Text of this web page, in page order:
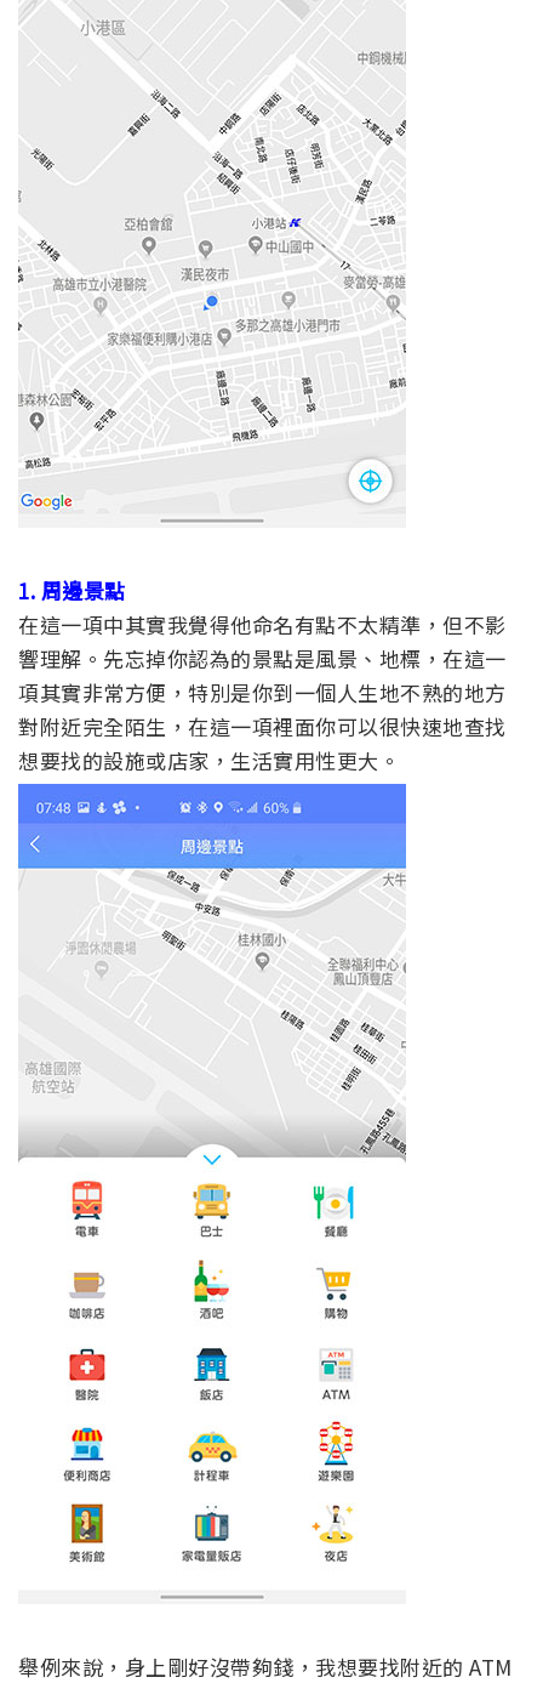
1. 周邊景點
在這一項中其實我覺得他命名有點不太精準，但不影
響理解。先忘掉你認為的景點是風景、地標，在這一
項其實非常方便，特別是你到一個人生地不熟的地方
對附近完全陌生，在這一項裡面你可以很快速地查找
想要找的設施或店家，生活實用性更大。
舉例來說，身上剛好沒帶夠錢，我想要找附近的 ATM